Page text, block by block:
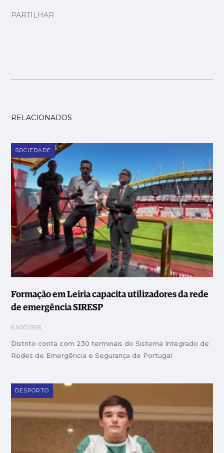
PARTILHAR
RELACIONADOS
SOCIEDADE
Formação em Leiria capacita utilizadores da rede
de emergência SIRESP
6 AGO 2026
Distrito conta com 230 terminais do Sistema Integrado de
Redes de Emergência e Segurança de Portugal
DESPORTO